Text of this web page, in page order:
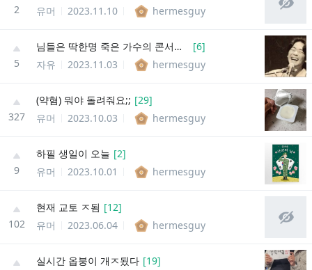
2
유머
2023.11.10 hermesguy
5
님들은 딱한명 죽은 가수의 콘서트에 갈수있다면 누구 콘서트갈거임? [6]
자유
2023.11.03 hermesguy
327
(약혐) 뭐야 돌려줘요;; [29]
유머
2023.10.03 hermesguy
9
하필 생일이 오늘 [2]
유머
2023.10.01 hermesguy
102
현재 교토 ㅈ됨 [12]
유머
2023.06.04 hermesguy
실시간 옵붕이 개ㅈ됬다 [19]